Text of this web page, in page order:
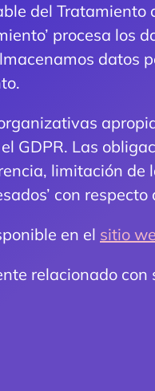
del Tratamiento
procesa los
datos
GDPR. Las
limitación de
con respecto
en el sitio
relacionado con